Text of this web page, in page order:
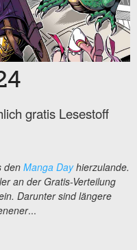
gratis Lesestoff
den Manga Dayhierzulande.
an der Gratis-Verteilung
Darunter sind längere
...